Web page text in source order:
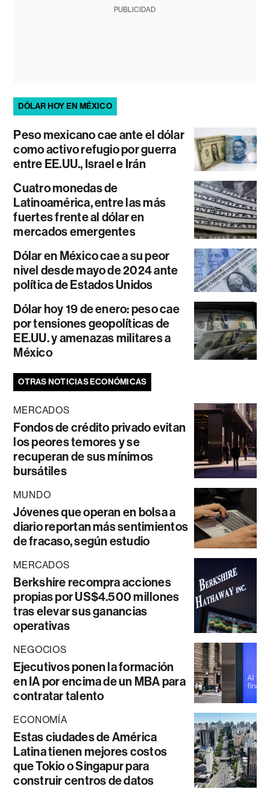
PUBLICIDAD
DÓLAR HOY EN MÉXICO
Peso mexicano cae ante el dólar
como activo refugio por guerra
entre EE.UU., Israel e Irán
Cuatro monedas de
Latinoamérica, entre las más
fuertes frente al dólar en
mercados emergentes
Dólar en México cae a su peor
nivel desde mayo de 2024 ante
política de Estados Unidos
Dólar hoy 19 de enero: peso cae
por tensiones geopolíticas de
EE.UU. y amenazas militares a
México
OTRAS NOTICIAS ECONÓMICAS
MERCADOS
Fondos de crédito privado evitan
los peores temores y se
recuperan de sus mínimos
bursátiles
MUNDO
Jóvenes que operan en bolsa a
diario reportan más sentimientos
de fracaso, según estudio
MERCADOS
Berkshire recompra acciones
propias por US$4.500 millones
tras elevar sus ganancias
operativas
NEGOCIOS
Ejecutivos ponen la formación
en IA por encima de un MBA para
contratar talento
ECONOMÍA
Estas ciudades de América
Latina tienen mejores costos
que Tokio o Singapur para
construir centros de datos